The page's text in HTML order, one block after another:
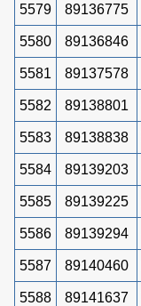
5579 89136775
5580 89136846
5581 89137578
5582 89138801
5583 89138838
5584 89139203
5585 89139225
5586 89139294
5587 89140460
5588 89141637